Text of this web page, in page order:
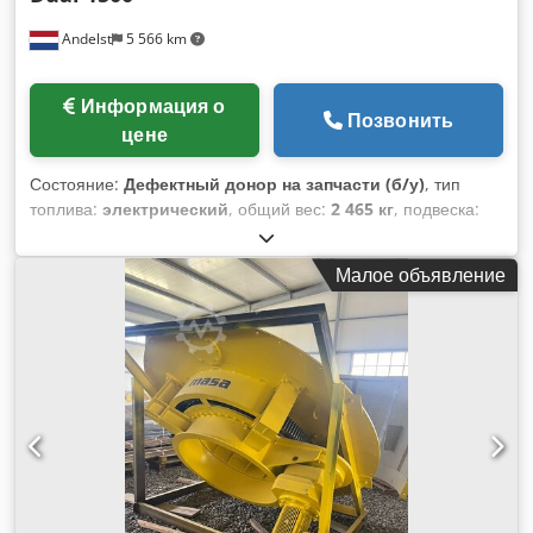
Andelst 5 566 km
цене
Позвонить
Состояние: Дефектный донор на запчасти (б/у), тип
топлива: электрический, общий вес: 2 465 кг, подвеска:
кабина, HEK GTP Dual 1500 –
Транспортная платформа / Подъемник для материалов
Cedpfey R Ruyex Ahrerf Компактный строительный
подъемник от HEK Manufacturing BV с грузоподъемностью
1 500 кг и максимальной высотой подъема 120 м (с
креплением). Платформа (4 000 x 1 600 мм) вмещает от 2
до 7 человек при эксплуатации в режиме транспортной
платформы. В режиме подъемника для материалов
используется исключительно для перевозки грузов.
Питание требуется всего 32 А (замедленный автомат).
Оснащен расширенной системой безопасности, включая
центробежный тормоз, защиту от перегрузки и аварийную
Малое объявление